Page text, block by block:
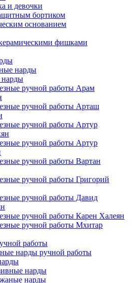
и девочки
бортиком
основанием
фишками
нарды
нарды
ручной работы Арам
ручной работы Арташ
ручной работы Артур
ручной работы Артур
ручной работы Вартан
ручной работы Григорий
ручной работы Давид
ручной работы Карен Халеян
ручной работы Мхитар
работы
нарды ручной работы
нарды
нарды